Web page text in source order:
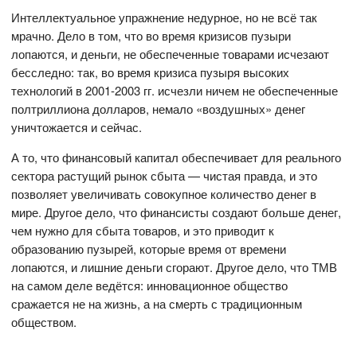
Интеллектуальное упражнение недурное, но не всё так
мрачно. Дело в том, что во время кризисов пузыри
лопаются, и деньги, не обеспеченные товарами исчезают
бесследно: так, во время кризиса пузыря высоких
технологий в 2001-2003 гг. исчезли ничем не обеспеченные
полтриллиона долларов, немало «воздушных» денег
уничтожается и сейчас.
А то, что финансовый капитал обеспечивает для реального
сектора растущий рынок сбыта — чистая правда, и это
позволяет увеличивать совокупное количество денег в
мире. Другое дело, что финансисты создают больше денег,
чем нужно для сбыта товаров, и это приводит к
образованию пузырей, которые время от времени
лопаются, и лишние деньги сгорают. Другое дело, что ТМВ
на самом деле ведётся: инновационное общество
сражается не на жизнь, а на смерть с традиционным
обществом.